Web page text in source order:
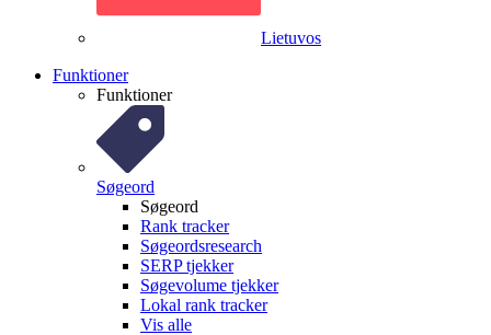
Lietuvos
Funktioner
Funktioner
Søgeord
Søgeord
Rank tracker
Søgeordsresearch
SERP tjekker
Søgevolume tjekker
Lokal rank tracker
Vis alle